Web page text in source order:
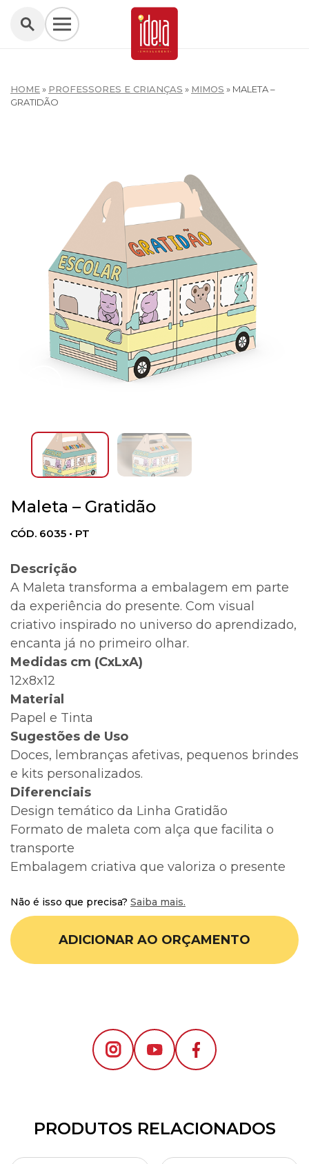
HOME» PROFESSORES E CRIANÇAS » MIMOS » MALETA –
GRATIDÃO
Maleta – Gratidão
CÓD. 6035 • PT
Descrição
A Maleta transforma a embalagem em parte
da experiência do presente. Com visual
criativo inspirado no universo do aprendizado,
encanta já no primeiro olhar.
Medidas cm (CxLxA)
12x8x12
Material
Papel e Tinta
Sugestões de Uso
Doces, lembranças afetivas, pequenos brindes
e kits personalizados.
Diferenciais
Design temático da Linha Gratidão
Formato de maleta com alça que facilita o
transporte
Embalagem criativa que valoriza o presente
Não é isso que precisa? Saiba mais.
ADICIONAR AO ORÇAMENTO
PRODUTOS RELACIONADOS